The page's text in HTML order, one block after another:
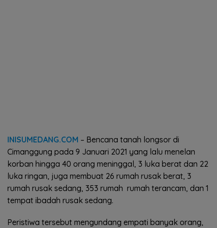
INISUMEDANG.COM – Bencana tanah longsor di
Cimanggung pada 9 Januari 2021 yang lalu menelan
korban hingga 40 orang meninggal, 3 luka berat dan 22
luka ringan, juga membuat 26 rumah rusak berat, 3
rumah rusak sedang, 353 rumah rumah terancam, dan 1
tempat ibadah rusak sedang.
Peristiwa tersebut mengundang empati banyak orang,